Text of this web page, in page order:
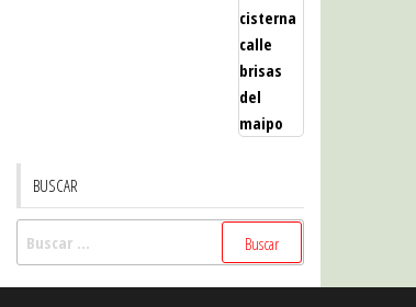
BUSCAR